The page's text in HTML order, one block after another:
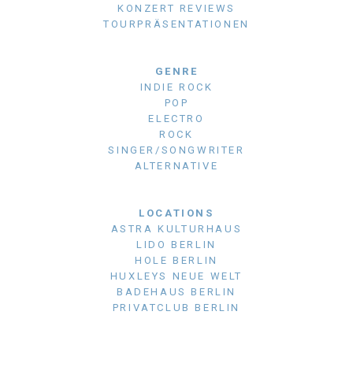
KONZERT REVIEWS
TOURPRÄSENTATIONEN
GENRE
INDIE ROCK
POP
ELECTRO
ROCK
SINGER/SONGWRITER
ALTERNATIVE
LOCATIONS
ASTRA KULTURHAUS
LIDO BERLIN
HOLE BERLIN
HUXLEYS NEUE WELT
BADEHAUS BERLIN
PRIVATCLUB BERLIN